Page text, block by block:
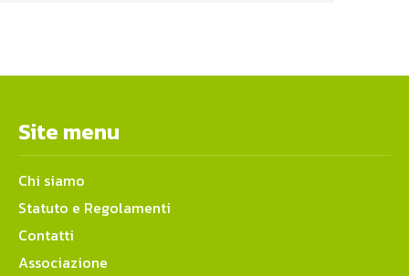
Site menu
Chi siamo
Statuto e Regolamenti
Contatti
Associazione